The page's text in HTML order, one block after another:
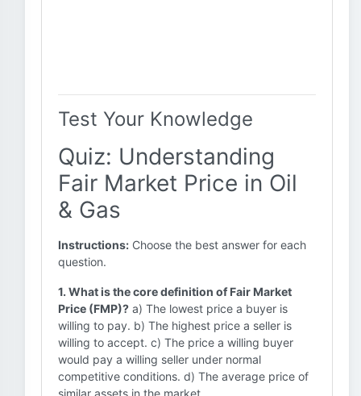
Test Your Knowledge
Quiz: Understanding
Fair Market Price in Oil
& Gas
Instructions: Choose the best answer for each
question.
1. What is the core definition of Fair Market
Price (FMP)? a) The lowest price a buyer is
willing to pay. b) The highest price a seller is
willing to accept. c) The price a willing buyer
would pay a willing seller under normal
competitive conditions. d) The average price of
similar assets in the market.